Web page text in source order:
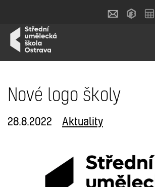
Nové logo školy
28.8.2022 Aktuality